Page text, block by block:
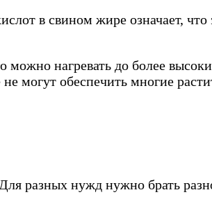
в свином жире означает, что
нагревать до более
могут обеспечить многие
разных нужд нужно брать